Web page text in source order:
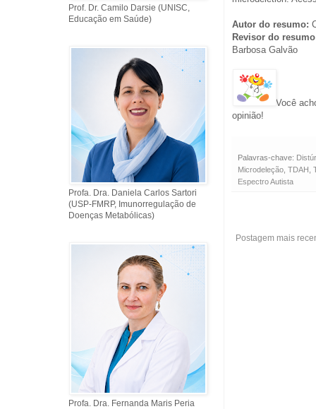
Autor do resumo:
Revisor do
Barbosa Galvão
Você
opinião!
Palavras-chave:
Microdeleção ,TDAH ,
Espectro Autista
Postagem mais
Prof. Dr. Camilo Darsie (UNISC,
Educação em Saúde)
Profa. Dra. Daniela Carlos Sartori
(USP-FMRP, Imunorregulação de
Doenças Metabólicas)
Profa. Dra. Fernanda Maris Peria